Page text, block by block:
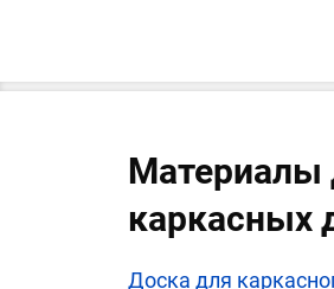
Материалы
каркасных
Доска для